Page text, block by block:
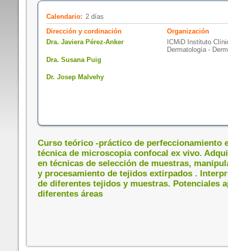
Calendario: 2 días
Dirección y cordinación
Dra. Javiera Pérez-Anker
Dra. Susana Puig
Dr. Josep Malvehy
Organización
ICMiD Instituto
Dermatología -
Curso teórico -práctico de perfeccionamiento
técnica de microscopia confocal ex vivo.
en técnicas de selección de muestras,
y procesamiento de tejidos extirpados .
de diferentes tejidos y muestras. Potenciales
diferentes áreas